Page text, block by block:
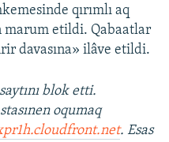
qırımlı aq
marum etildi. Qabaatlar
davasına» ilâve etildi.
saytını blok etti.
oqumaq
. Esas